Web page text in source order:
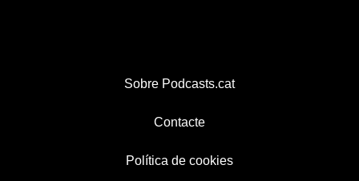
Sobre Podcasts.cat
Contacte
Política de cookies